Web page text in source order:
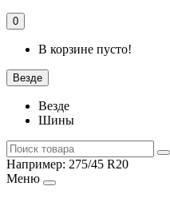
0
В корзине пусто!
Везде
Везде
Шины
Например: 275/45 R20
Меню